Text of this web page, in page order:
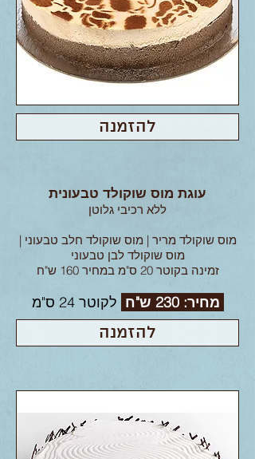
להזמנה
עוגת מוס שוקולד טבעונית
ללא רכיבי גלוטן
מוס שוקולד מריר | מוס שוקולד חלב טבעוני |
מוס שוקולד לבן טבעוני
זמינה בקוטר 20 ס"מ במחיר 160 ש"ח
מחיר: 230 ש"ח לקוטר 24 ס"מ
להזמנה